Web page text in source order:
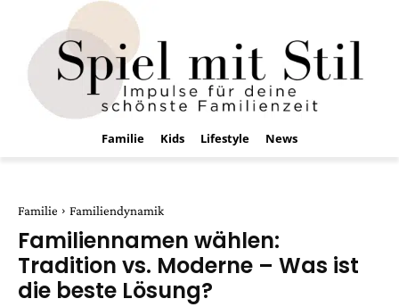
Familie Kids Lifestyle News
Familie Familiendynamik
Familiennamen wählen:
Tradition vs. Moderne – Was ist
die beste Lösung?